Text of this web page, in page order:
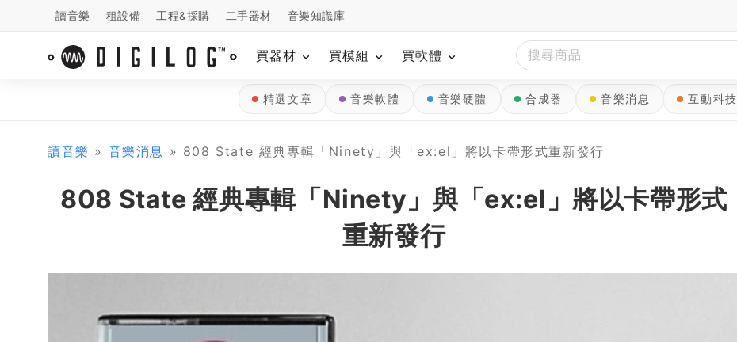
讀音樂 租設備 工程&採購 二手器材 音樂知識庫
買器材 買模組 買軟體
精選文章 音樂軟體 音樂硬體 合成器 音樂消息 互動科技
讀音樂 » 音樂消息 » 808 State 經典專輯「Ninety」與「ex:el」將以卡帶形式重新發行
808 State 經典專輯「Ninety」與「ex:el」將以卡帶形式
重新發行